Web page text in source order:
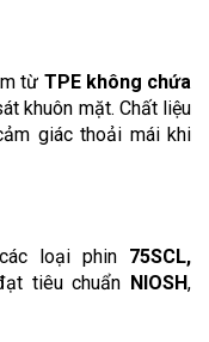
từ TPE không chứa
khuôn mặt. Chất liệu
giác thoải mái khi
loại phin 75SCL,
tiêu chuẩn NIOSH,